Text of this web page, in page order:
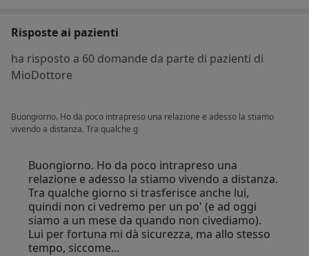
Risposte ai pazienti
ha risposto a 60 domande da parte di pazienti di
MioDottore
Buongiorno. Ho da poco intrapreso una relazione e adesso la stiamo
vivendo a distanza. Tra qualche g
Buongiorno. Ho da poco intrapreso una
relazione e adesso la stiamo vivendo a distanza.
Tra qualche giorno si trasferisce anche lui,
quindi non ci vedremo per un po' (e ad oggi
siamo a un mese da quando non civediamo).
Lui per fortuna mi dà sicurezza, ma allo stesso
tempo, siccome…